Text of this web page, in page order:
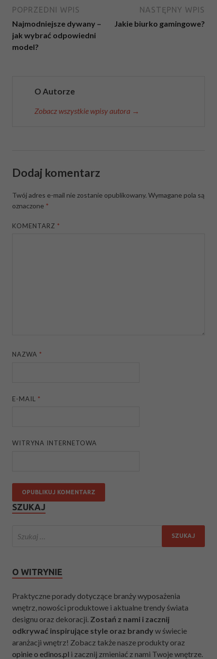
POPRZEDNI WPIS
Najmodniejsze dywany –
jak wybrać odpowiedni
model?
NASTĘPNY WPIS
Jakie biurko gamingowe?
O Autorze
Zobacz wszystkie wpisy autora →
Dodaj komentarz
Twój adres e-mail nie zostanie opublikowany. Wymagane pola są
oznaczone *
KOMENTARZ*
NAZWA*
E-MAIL*
WITRYNA INTERNETOWA
SZUKAJ
O WITRYNIE
Praktyczne porady dotyczące branży wyposażenia
wnętrz, nowości produktowe i aktualne trendy świata
designu oraz dekoracji. Zostań z nami i zacznij
odkrywać inspirujące style oraz brandy w świecie
aranżacji wnętrz! Zobacz także nasze produkty oraz
opinie o edinos.pl i zacznij zmieniać z nami Twoje wnętrze.